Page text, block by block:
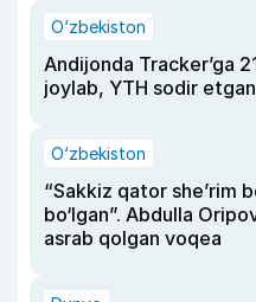
O‘zbekiston
Andijonda Tracker’ga
joylab, YTH sodir
O‘zbekiston
“Sakkiz qator she’rim
bo‘lgan”. Abdulla
asrab qolgan voqea